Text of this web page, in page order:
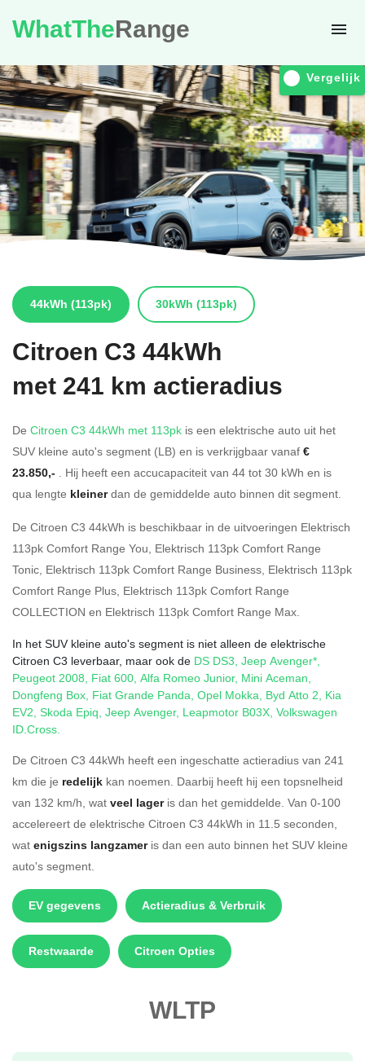
WhatTheRange
Vergelijk
44kWh (113pk) 30kWh (113pk)
Citroen C3 44kWh
met 241 km actieradius
De Citroen C3 44kWh met 113pk is een elektrische auto uit het
SUV kleine auto's segment (LB) en is verkrijgbaar vanaf €
23.850,- . Hij heeft een accucapaciteit van 44 tot 30 kWh en is
qua lengte kleinerdan de gemiddelde auto binnen dit segment.
De Citroen C3 44kWh is beschikbaar in de uitvoeringen Elektrisch
113pk Comfort Range You, Elektrisch 113pk Comfort Range
Tonic, Elektrisch 113pk Comfort Range Business, Elektrisch 113pk
Comfort Range Plus, Elektrisch 113pk Comfort Range
COLLECTION en Elektrisch 113pk Comfort Range Max.
In het SUV kleine auto's segment is niet alleen de elektrische
Citroen C3 leverbaar, maar ook de DS DS3, Jeep Avenger*,
Peugeot 2008, Fiat 600, Alfa Romeo Junior, Mini Aceman,
Dongfeng Box, Fiat Grande Panda, Opel Mokka, Byd Atto 2, Kia
EV2, Skoda Epiq, Jeep Avenger, Leapmotor B03X, Volkswagen
ID.Cross.
De Citroen C3 44kWh heeft een ingeschatte actieradius van 241
km die je redelijk kan noemen. Daarbij heeft hij een topsnelheid
van 132 km/h, wat veel lageris dan het gemiddelde. Van 0-100
accelereert de elektrische Citroen C3 44kWh in 11.5 seconden,
wat enigszins langzameris dan een auto binnen het SUV kleine
auto's segment.
EV gegevens Actieradius & Verbruik
Restwaarde Citroen Opties
WLTP